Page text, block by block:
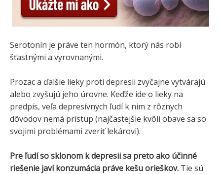
Serotonín je práve ten hormón, ktorý nás robí
šťastnými a vyrovnanými.
Prozac a ďalšie lieky proti depresii zvyčajne vytvárajú
alebo zvyšujú jeho úrovne. Keďže ide o lieky na
predpis, veľa depresívnych ľudí k nim z rôznych
dôvodov nemá prístup (najčastejšie kvôli obave sa so
svojimi problémami zveriť lekárovi).
Pre ľudí so sklonom k depresii sa preto ako účinné
riešenie javí konzumácia práve kešu orieškov. Tie sú